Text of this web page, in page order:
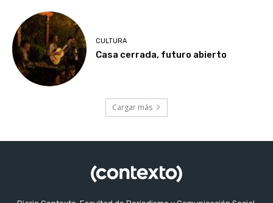
CULTURA
Casa cerrada, futuro abierto
Cargar más